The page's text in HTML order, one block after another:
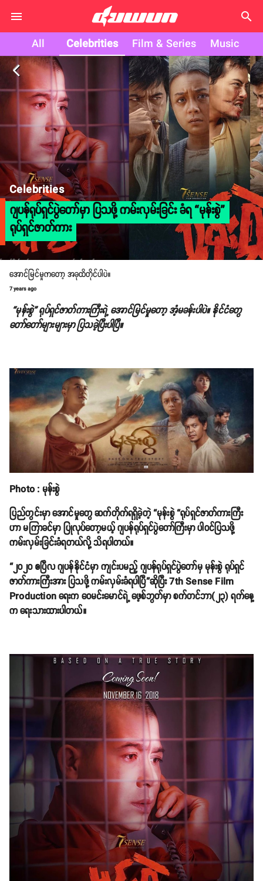
search
All Celebrities Film & Series Music
arrow_back_ios
Celebrities
ဂျပန်ရုပ်ရှင်ပွဲတော်မှာ ပြသဖို့ ကမ်းလှမ်းခြင်း ခံရ “မုန်းစွဲ”
ရုပ်ရှင်ဇာတ်ကား
အောင်မြင်မှုကတော့ အခုထိတိုင်ပါပဲ။
7 years ago
“မုန်းစွဲ” ရုပ်ရှင်ဇာတ်ကားကြီးရဲ့ အောင်မြင်မှုတော့ အံ့မခန်းပါပဲ။ နိုင်ငံတွေ
တော်တော်များများမှာ ပြသခဲ့ပြီးပါပြီ။
Photo : မုန်းစွဲ
ပြည်တွင်းမှာ အောင်မှုတွေ ဆက်တိုက်ရရှိခဲ့တဲ့ “မုန်းစွဲ “ရုပ်ရှင်ဇာတ်ကားကြီး
ဟာ မကြာခင်မှာ ပြုလုပ်တော့မယ့် ဂျပန်ရုပ်ရှင်ပွဲတော်ကြီးမှာ ပါဝင်ပြသဖို့
ကမ်းလှမ်းခြင်းခံရတယ်လို့ သိရပါတယ်။
“၂၀၂၀ ဧပြီလ ဂျပန်နိုင်ငံမှာ ကျင်းပမည့် ဂျပန်ရုပ်ရှင်ပွဲတော်မှ မုန်းစွဲ ရုပ်ရှင်
ဇာတ်ကားကြီးအား ပြသဖို့ ကမ်းလှမ်းခံရပါပြီ”ဆိုပြီး 7th Sense Film
Production ရေးက ဝေမင်းမောင်ရဲ့ ဖေ့စ်ဘွတ်မှာ စက်တင်ဘာ(၂၃) ရက်နေ့
က ရေးသားထားပါတယ်။